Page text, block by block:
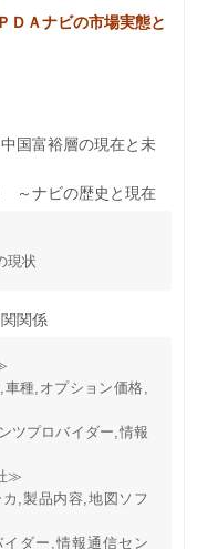
Ａナビの市場実態と
国富裕層の現在と未
～ナビの歴史と現在
現状
関係
種,オプション価格,
ツプロバイダー,情報
≫
,製品内容,地図ソフ
ダー,情報通信セン